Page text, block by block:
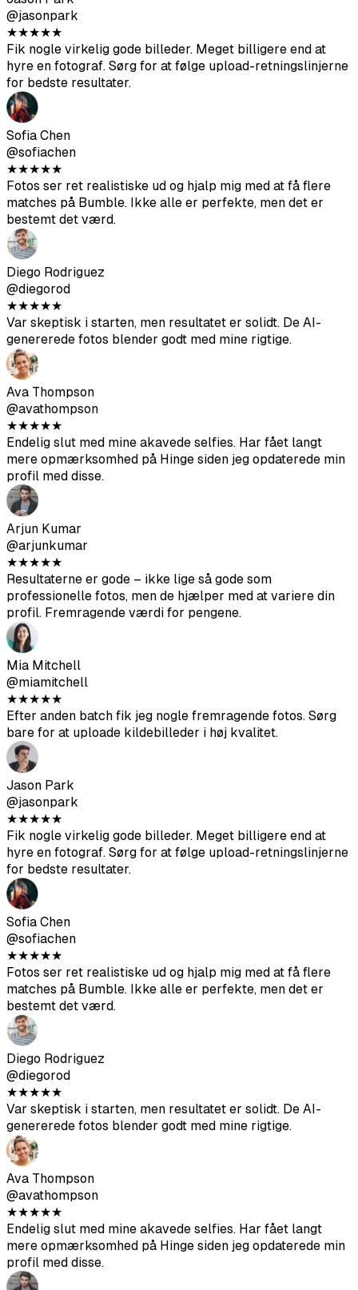
Sofia Chen
@sofiachen
★★★★★
Fotos ser ret realistiske ud og hjalp mig med at få flere
matches på Bumble. Ikke alle er perfekte, men det er
bestemt det værd.
Diego Rodriguez
@diegorod
★★★★★
Var skeptisk i starten, men resultatet er solidt. De AI-
genererede fotos blender godt med mine rigtige.
Ava Thompson
@avathompson
★★★★★
Endelig slut med mine akavede selfies. Har fået langt
mere opmærksomhed på Hinge siden jeg opdaterede min
profil med disse.
Arjun Kumar
@arjunkumar
★★★ ★★
Resultaterne er gode – ikke lige så gode som
professionelle fotos, men de hjælper med at variere din
profil. Fremragende værdi for pengene.
Mia Mitchell
@miamitchell
★★★ ★★
Efter anden batch fik jeg nogle fremragende fotos. Sørg
bare for at uploade kildebilleder i høj kvalitet.
Jason Park
@jasonpark
★★★★★
Fik nogle virkelig gode billeder. Meget billigere end at
hyre en fotograf. Sørg for at følge upload-retningslinjerne
for bedste resultater.
Sofia Chen
@sofiachen
★★★★★
Fotos ser ret realistiske ud og hjalp mig med at få flere
matches på Bumble. Ikke alle er perfekte, men det er
bestemt det værd.
Diego Rodriguez
@diegorod
★★★★★
Var skeptisk i starten, men resultatet er solidt. De AI-
genererede fotos blender godt med mine rigtige.
Ava Thompson
@avathompson
★★★★★
Endelig slut med mine akavede selfies. Har fået langt
mere opmærksomhed på Hinge siden jeg opdaterede min
profil med disse.
Arjun Kumar
@arjunkumar
★★★ ★★
Resultaterne er gode – ikke lige så gode som